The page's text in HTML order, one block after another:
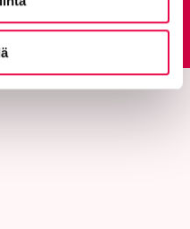
ulkoiselle